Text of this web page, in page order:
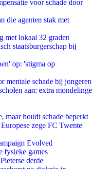
voor schade door
die agenten stak met
met lokaal 32 graden
staatsburgerschap bij
op: 'stigma op
mentale schade bij jongeren
aan: extra mondelinge
maar houdt schade beperkt
zege FC Twente
Evolved
fysieke games
derde